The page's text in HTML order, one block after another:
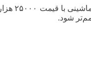
در اینجا فروشندهٔ ماشین با استفاده از خطای اثر طعمه خریدار ماشین را شکار می‌کند، زیرا از پیش می‌داند خریدار ماشینی با قیمت ۲۵۰۰۰ هزار